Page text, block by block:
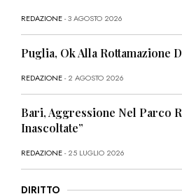
REDAZIONE- 3 AGOSTO 2026
Puglia, Ok Alla Rottamazione
REDAZIONE- 2 AGOSTO 2026
Bari, Aggressione Nel Parco
Inascoltate”
REDAZIONE- 25 LUGLIO 2026
DIRITTO